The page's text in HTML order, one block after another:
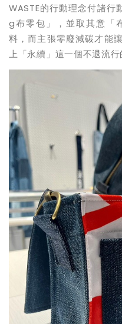
WASTE的行動理念付諸行
g布零包」，並取其意「
料，而主張零廢減碳才能
上「永續」這一個不退流行